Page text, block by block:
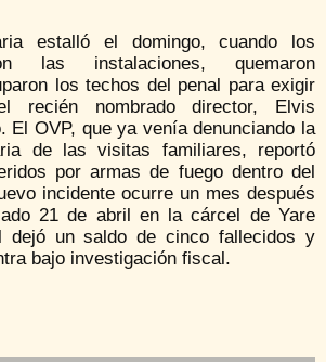
estalló el domingo, cuando los
las instalaciones, quemaron
los techos del penal para exigir
recién nombrado director, Elvis
El OVP, que ya venía denunciando la
de las visitas familiares, reportó
por armas de fuego dentro del
incidente ocurre un mes después
21 de abril en la cárcel de Yare
dejó un saldo de cinco fallecidos y
bajo investigación fiscal.